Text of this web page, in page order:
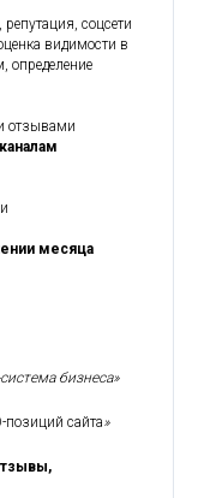
соцсети
видимости в
определение
отзывами
месяца
бизнеса»
позиций сайта»